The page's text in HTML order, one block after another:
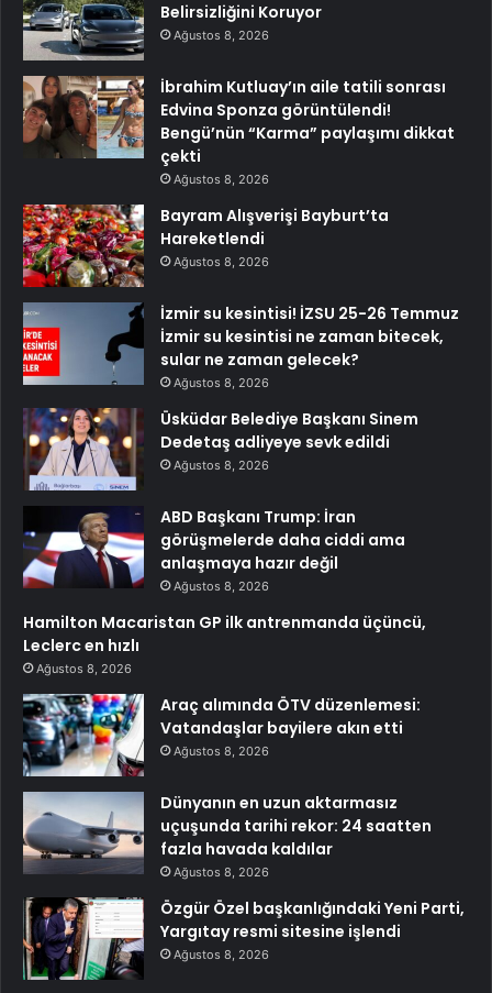
Belirsizliğini Koruyor
Ağustos 8, 2026
İbrahim Kutluay’ın aile tatili sonrası
Edvina Sponza görüntülendi!
Bengü’nün “Karma” paylaşımı dikkat
çekti
Ağustos 8, 2026
Bayram Alışverişi Bayburt’ta
Hareketlendi
Ağustos 8, 2026
İzmir su kesintisi! İZSU 25-26 Temmuz
İzmir su kesintisi ne zaman bitecek,
sular ne zaman gelecek?
Ağustos 8, 2026
Üsküdar Belediye Başkanı Sinem
Dedetaş adliyeye sevk edildi
Ağustos 8, 2026
ABD Başkanı Trump: İran
görüşmelerde daha ciddi ama
anlaşmaya hazır değil
Ağustos 8, 2026
Hamilton Macaristan GP ilk antrenmanda üçüncü,
Leclerc en hızlı
Ağustos 8, 2026
Araç alımında ÖTV düzenlemesi:
Vatandaşlar bayilere akın etti
Ağustos 8, 2026
Dünyanın en uzun aktarmasız
uçuşunda tarihi rekor: 24 saatten
fazla havada kaldılar
Ağustos 8, 2026
Özgür Özel başkanlığındaki Yeni Parti,
Yargıtay resmi sitesine işlendi
Ağustos 8, 2026